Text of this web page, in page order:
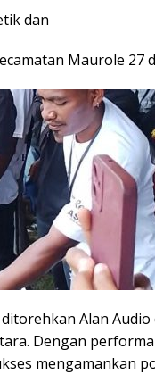
dan
Maurole 27
Alan
Dengan
mengamankan